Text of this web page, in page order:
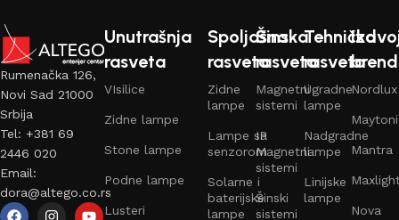
Rumenačka 126,
Novi Sad 21000
Srbija
Tel: +381 69
2446 020
Email:
dora@altego.co.rs
Unutrašnja
rasveta
VIsilice
Zidne lampe
Stone lampe
Podne lampe
Lusteri
Spoljašna
rasveta
Zidne
lampe
Lampe sa
senzorom
Solarne i
baterijske
lampe
Šinska
rasveta
Magnetni
sistemi
IP
Magnetni
sistemi
Šinski
sistemi
Tehnička
rasveta
Ugradne
lampe
Nadgradne
lampe
Linijske
lampe
Nordlux
Maytoni
Mantra
Nova